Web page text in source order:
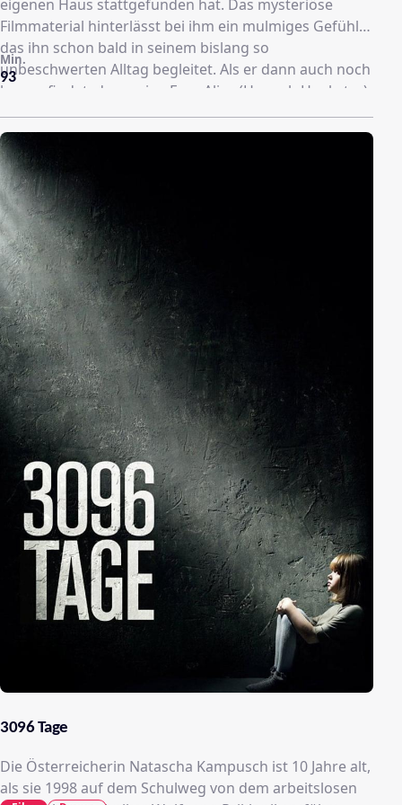
eigenen Haus stattgefunden hat. Das mysteriöse
Filmmaterial hinterlässt bei ihm ein mulmiges Gefühl,
das ihn schon bald in seinem bislang so
unbeschwerten Alltag begleitet. Als er dann auch noch
herausfindet, dass seine Frau Alice (Hannah Hoekstra)
mit ihrem Klienten Alex (Carl Shaaban) eine Affäre hat,
gerät sein Leben endgültig außer Kontrolle. Bald
darauf verschwindet Alice, doch als David seine Frau
bei der Polizei als vermisst meldet, wird er schnell
selbst zum Hauptverdächtigen. Während die Polizei
mehr und mehr davon überzeugt ist, dass David seine
Frau umgebracht hat, versucht er zu beweisen, dass
eine geisterhafte Präsenz in seinem Haus ihr Unwesen
treibt und für das Verschwinden von Alice
verantwortlich ist...
93
Min.
3096 Tage
Die Österreicherin Natascha Kampusch ist 10 Jahre alt,
als sie 1998 auf dem Schulweg von dem arbeitslosen